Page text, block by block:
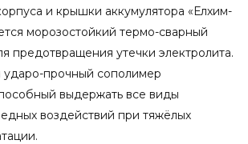
и крышки аккумулятора «Елхим-
морозостойкий термо-сварный
предотвращения утечки электролита.
ударо-прочный сополимер
выдержать все виды
воздействий при тяжёлых